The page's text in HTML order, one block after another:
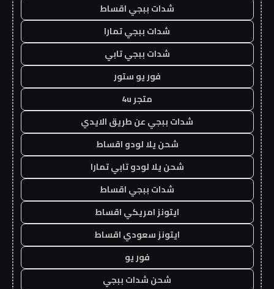
شدات ببجي اقساط
شدات ببجي تمارا
شدات ببجي تابي
فور يو ستور
متجر 4u
شدات ببجي عن طريق الايدي
شحن يلا لودو اقساط
شحن يلا لودو تابي تمارا
شدات ببجي اقساط
ايتونز امريكي اقساط
ايتونز سعودي اقساط
فور يو
شحن شدات ببجي